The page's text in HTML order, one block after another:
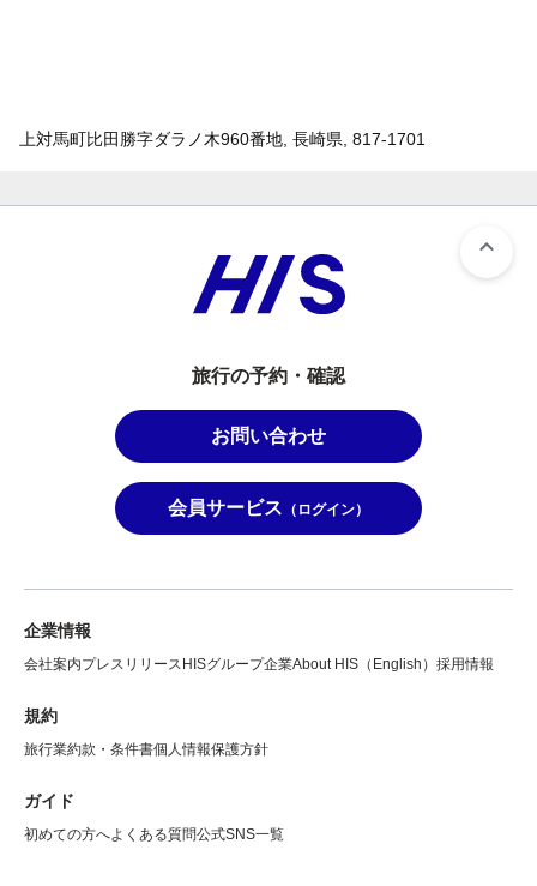
上対馬町比田勝字ダラノ木960番地, 長崎県, 817-1701
旅行の予約・確認
お問い合わせ
会員サービス （ログイン）
企業情報
会社案内プレスリリース HISグループ企業About HIS（English） 採用情報
規約
旅行業約款・条件書個人情報保護方針
ガイド
初めての方へよくある質問公式SNS一覧